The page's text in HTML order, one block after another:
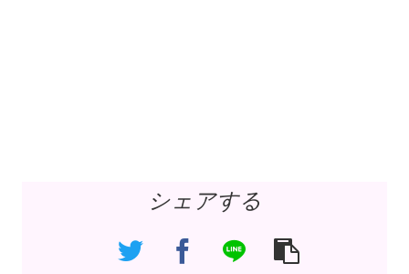
シェアする